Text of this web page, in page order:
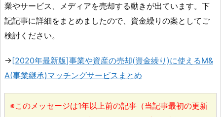
業やサービス、メディアを売却する動きが出ています。下
記記事に詳細をまとめましたので、資金繰りの案としてご
検討ください。
→[2020年最新版]事業や資産の売却(資金繰り)に使えるM&
A(事業継承)マッチングサービスまとめ
※このメッセージは1年以上前の記事（当記事最初の更新